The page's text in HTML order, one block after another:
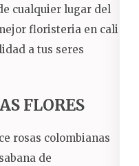
cualquier lugar del
floristeria en cali y
a tus seres
FLORES
rosas colombianas
de